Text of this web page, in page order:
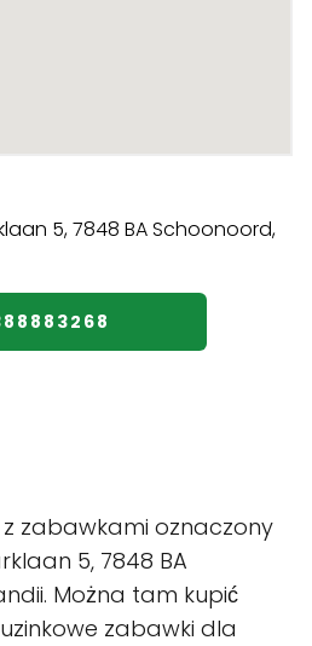
zabawkami oznaczony
5, 7848 BA
Można tam kupić
zabawki dla